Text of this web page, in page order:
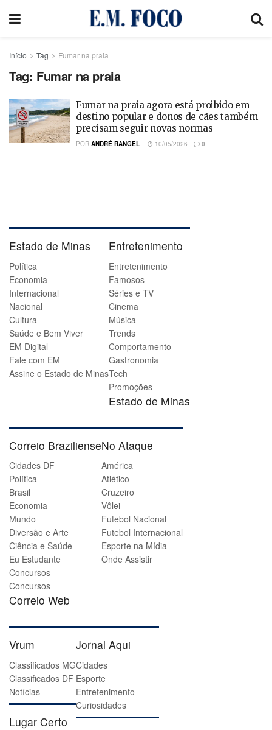
Início Tag Fumar na praia
Tag: Fumar na praia
Fumar na praia agora está proibido em
destino popular e donos de cães também
precisam seguir novas normas
POR ANDRÉ RANGEL 10/05/2026 0
Estado de Minas
Política
Economia
Internacional
Nacional
Cultura
Saúde e Bem Viver
EM Digital
Fale com EM
Assine o Estado de Minas
Entretenimento
Entretenimento
Famosos
Séries e TV
Cinema
Música
Trends
Comportamento
Gastronomia
Tech
Promoções
Estado de Minas
Correio Braziliense
Cidades DF
Política
Brasil
Economia
Mundo
Diversão e Arte
Ciência e Saúde
Eu Estudante
Concursos
Concursos
Correio Web
No Ataque
América
Atlético
Cruzeiro
Vôlei
Futebol Nacional
Futebol Internacional
Esporte na Mídia
Onde Assistir
Vrum
Classificados MG
Classificados DF
Notícias
Lugar Certo
Jornal Aqui
Cidades
Esporte
Entretenimento
Curiosidades